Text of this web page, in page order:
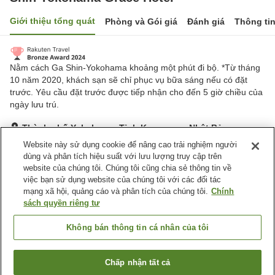
Giới thiệu tổng quát Phòng và Gói giá Đánh giá Thông
Nằm cách Ga Shin-Yokohama khoảng một phút đi bộ. *Từ tháng
10 năm 2020, khách sạn sẽ chỉ phục vụ bữa sáng nếu có đặt
trước. Yêu cầu đặt trước được tiếp nhận cho đến 5 giờ chiều của
ngày lưu trú.
Thành phố Yokohama, Tỉnh Kanagawa, Nhật Bản
Hiển thị trên bản đồ
Tuyệt vời Đánh giá:764 lượt
Tiện nghi chỗ nghỉ
Bãi đỗ xe
Spa / Salon
Lounge
Tỉnh Kanagawa
Tìm phòng trống
Website này sử dụng cookie để nâng cao trải nghiệm người
dùng và phân tích hiệu suất với lưu lượng truy cập trên
website của chúng tôi. Chúng tôi cũng chia sẻ thông tin về
việc bạn sử dụng website của chúng tôi với các đối tác
mạng xã hội, quảng cáo và phân tích của chúng tôi. Chính
sách quyền riêng tư
Không bán thông tin cá nhân của tôi
Chấp nhận tất cả